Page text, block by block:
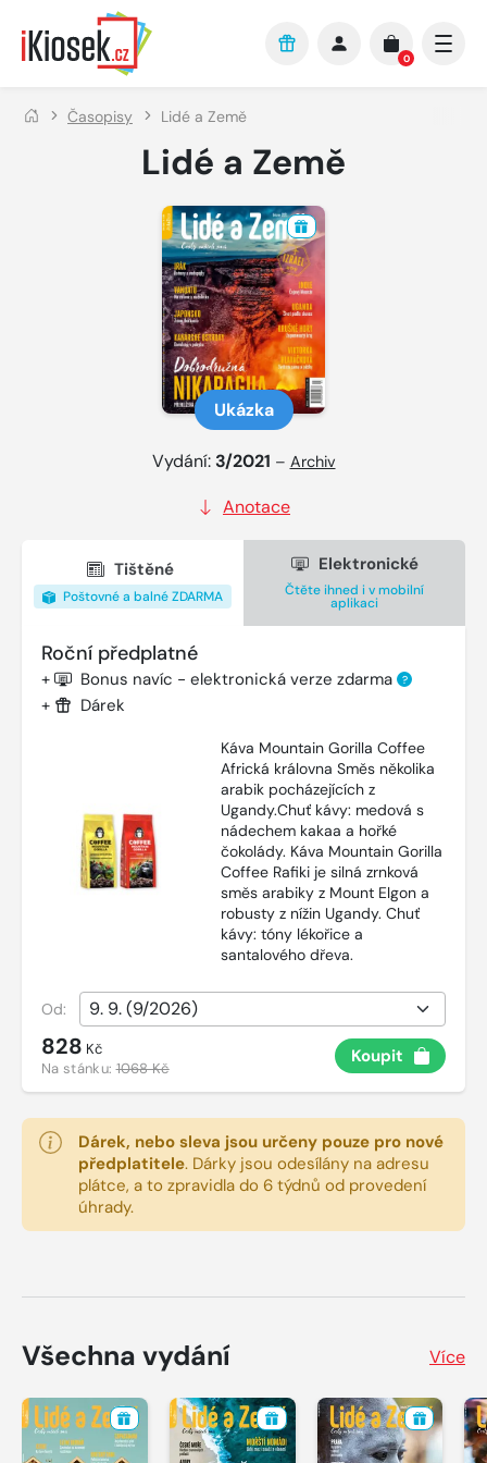
Přejít na hlavní obsah
0
Časopisy Lidé a Země
Lidé a Země
Ukázka
Vydání: 3/2021 – Archiv
Anotace
Tištěné
Poštovné a balné ZDARMA
Elektronické
Čtěte ihned i v mobilní
aplikaci
Roční předplatné
+ Bonus navíc - elektronická verze zdarma ?
+ Dárek
Káva Mountain Gorilla Coffee
Africká královna Směs několika
arabik pocházejících z
Ugandy.Chuť kávy: medová s
nádechem kakaa a hořké
čokolády. Káva Mountain Gorilla
Coffee Rafiki je silná zrnková
směs arabiky z Mount Elgon a
robusty z nížin Ugandy. Chuť
kávy: tóny lékořice a
santalového dřeva.
Od:
828 Kč
Na stánku:1068 Kč
Koupit
Dárek, nebo sleva jsou určeny pouze pro nové
předplatitele. Dárky jsou odesílány na adresu
plátce, a to zpravidla do 6 týdnů od provedení
úhrady.
Všechna vydání Více